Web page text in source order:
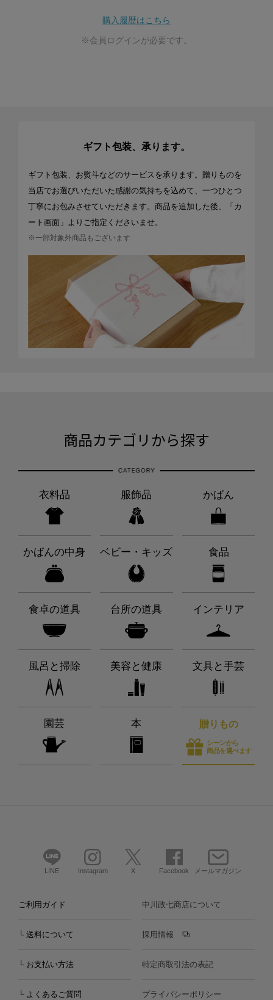
購入履歴はこちら
※会員ログインが必要です。
ギフト包装、承ります。
ギフト包装、お熨斗などのサービスを承ります。贈りものを
当店でお選びいただいた感謝の気持ちを込めて、一つひとつ
丁寧にお包みさせていただきます。商品を追加した後、「カ
ート画面」よりご指定くださいませ。
※一部対象外商品もございます
商品カテゴリから探す
衣料品 服飾品 かばん
かばんの中身 ベビー・キッズ 食品
食卓の道具 台所の道具 インテリア
風呂と掃除 美容と健康 文具と手芸
園芸 本 贈りもの
シーンから
商品を選べます
LINE Instagram X Facebook メールマガジン
ご利用ガイド
└ 送料について
└ お支払い方法
└ よくあるご質問
中川政七商店について
採用情報
特定商取引法の表記
プライバシーポリシー